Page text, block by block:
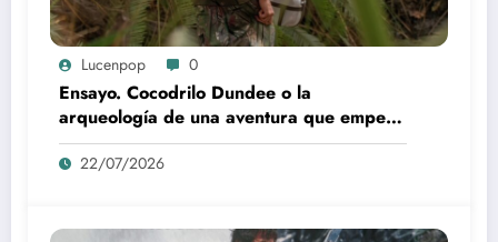
Lucenpop 0
Ensayo. Cocodrilo Dundee o la
arqueología de una aventura que empezó
como una rareza y terminó convertida en
reliquia
22/07/2026